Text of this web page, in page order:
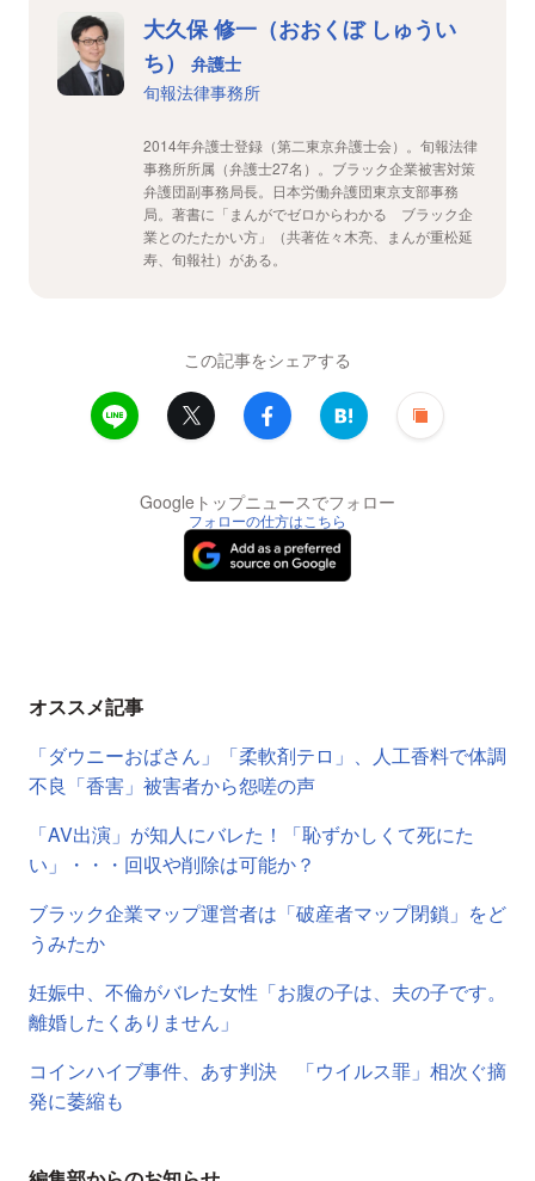
大久保 修一（おおくぼ しゅうい
ち）
弁護士
旬報法律事務所
2014年弁護士登録（第二東京弁護士会）。旬報法律
事務所所属（弁護士27名）。ブラック企業被害対策
弁護団副事務局長。日本労働弁護団東京支部事務
局。著書に「まんがでゼロからわかる ブラック企
業とのたたかい方」（共著佐々木亮、まんが重松延
寿、旬報社）がある。
この記事をシェアする
Googleトップニュースでフォロー
フォローの仕方はこちら
オススメ記事
「ダウニーおばさん」「柔軟剤テロ」、人工香料で体調
不良「香害」被害者から怨嗟の声
「AV出演」が知人にバレた！「恥ずかしくて死にた
い」・・・回収や削除は可能か？
ブラック企業マップ運営者は「破産者マップ閉鎖」をど
うみたか
妊娠中、不倫がバレた女性「お腹の子は、夫の子です。
離婚したくありません」
コインハイブ事件、あす判決 「ウイルス罪」相次ぐ摘
発に萎縮も